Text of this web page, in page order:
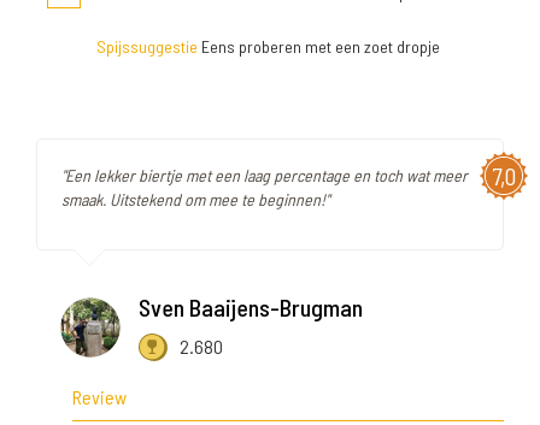
Spijssuggestie Eens proberen met een zoet dropje
7,0
"Een lekker biertje met een laag percentage en toch wat meer
smaak. Uitstekend om mee te beginnen!"
Sven Baaijens-Brugman
2.680
Review